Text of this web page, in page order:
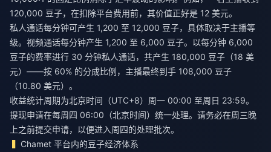
120,000 豆子，在扣除平台费用前，其价值正好是 12 美元。
私人通话每分钟可产生 1,200 至 12,000 豆子，具体取决于主播等
级。视频通话每分钟产生 1,200 至 6,000 豆子。以每分钟 6,000
豆子的费率进行 30 分钟私人通话，共产生 180,000 豆子（18 美
元）——按 60% 的分成比例，主播最终到手 108,000 豆子
（10.80 美元）。
收益统计周期为北京时间（UTC+8）周一 00:00 至周日 23:59。
提现申请在每周四 06:00（北京时间）统一处理。请务必在周三晚
上之前提交申请，以便进入周四的处理批次。
Chamet 平台内的豆子经济体系